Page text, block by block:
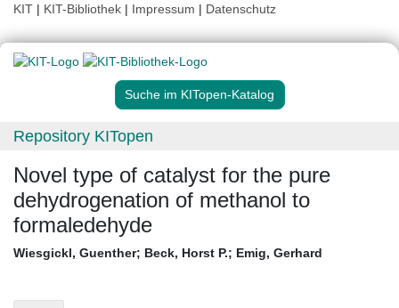
KIT | KIT-Bibliothek | Impressum | Datenschutz
Suche im KITopen-Katalog
Repository KITopen
Novel type of catalyst for the pure
dehydrogenation of methanol to
formaledehyde
Wiesgickl, Guenther; Beck, Horst P.; Emig, Gerhard